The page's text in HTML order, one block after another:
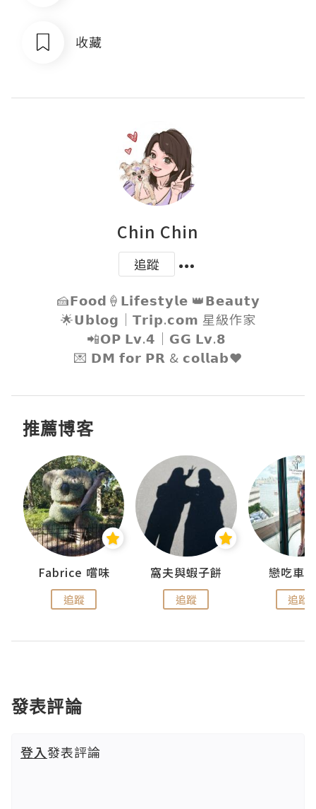
收藏
Chin Chin
追蹤
🍰𝗙𝗼𝗼𝗱🍦𝗟𝗶𝗳𝗲𝘀𝘁𝘆𝗹𝗲 👑𝗕𝗲𝗮𝘂𝘁𝘆
🌟𝗨𝗯𝗹𝗼𝗴｜𝗧𝗿𝗶𝗽.𝗰𝗼𝗺 星級作家
📲𝗢𝗣 𝗟𝘃.𝟰｜𝗚𝗚 𝗟𝘃.𝟴
💌 𝗗𝗠 𝗳𝗼𝗿 𝗣𝗥 & 𝗰𝗼𝗹𝗹𝗮𝗯❤️
推薦博客
Fabrice 嚐味
追蹤
窩夫與蝦子餅
追蹤
戀吃車
追蹤
發表評論
登入發表評論